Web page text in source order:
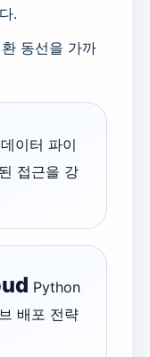
.
동선을 가까
데이터 파이
접근을 강
Python
배포 전략